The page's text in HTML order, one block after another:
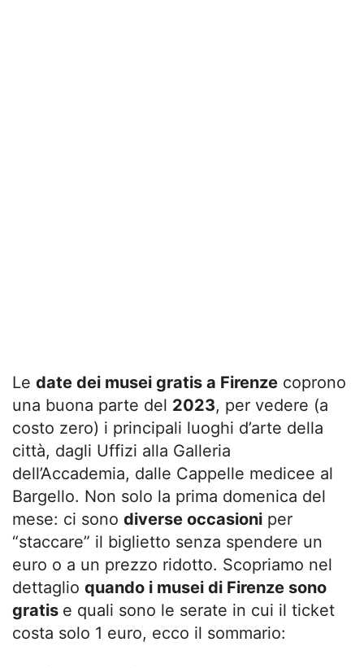
Le date dei musei gratis a Firenze coprono
una buona parte del 2023, per vedere (a
costo zero) i principali luoghi d’arte della
città, dagli Uffizi alla Galleria
dell’Accademia, dalle Cappelle medicee al
Bargello. Non solo la prima domenica del
mese: ci sono diverse occasioni per
“staccare” il biglietto senza spendere un
euro o a un prezzo ridotto. Scopriamo nel
dettaglio quando i musei di Firenze sono
gratis e quali sono le serate in cui il ticket
costa solo 1 euro, ecco il sommario: